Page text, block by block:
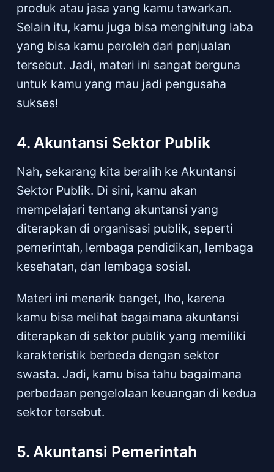
produk atau jasa yang kamu tawarkan.
Selain itu, kamu juga bisa menghitung laba
yang bisa kamu peroleh dari penjualan
tersebut. Jadi, materi ini sangat berguna
untuk kamu yang mau jadi pengusaha
sukses!
4. Akuntansi Sektor Publik
Nah, sekarang kita beralih ke Akuntansi
Sektor Publik. Di sini, kamu akan
mempelajari tentang akuntansi yang
diterapkan di organisasi publik, seperti
pemerintah, lembaga pendidikan, lembaga
kesehatan, dan lembaga sosial.
Materi ini menarik banget, lho, karena
kamu bisa melihat bagaimana akuntansi
diterapkan di sektor publik yang memiliki
karakteristik berbeda dengan sektor
swasta. Jadi, kamu bisa tahu bagaimana
perbedaan pengelolaan keuangan di kedua
sektor tersebut.
5. Akuntansi Pemerintah